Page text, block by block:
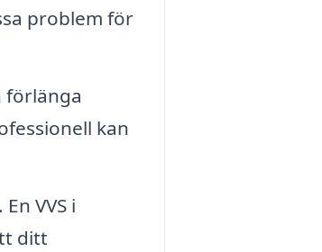
problem för
förlänga
kan
VVS i
ditt